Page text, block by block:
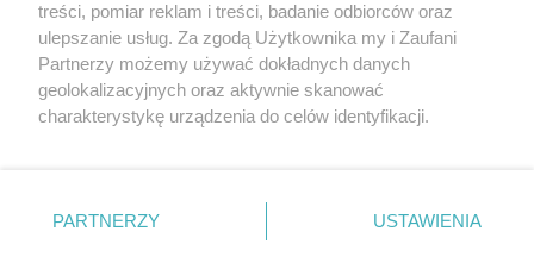
ZWIERZENIA
„Gorzki dżem z mirabelek odmienił moje życie. Nie
myślałam, że kiedyś go zrobię...!”
KONTAKT REKLAMA
treści, pomiar reklam i treści, badanie odbiorców oraz
ulepszanie usług. Za zgodą Użytkownika my i Zaufani
Partnerzy możemy używać dokładnych danych
geolokalizacyjnych oraz aktywnie skanować
charakterystykę urządzenia do celów identyfikacji.
zmienić/wycofać klikając przycisk ustawień prywatności
znajdujący się w lewym dolnym rogu strony
PARTNERZY USTAWIENIA